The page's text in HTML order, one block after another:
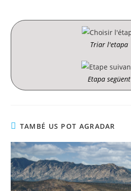
Triar l'etapa
Etapa següent
TAMBÉ US POT AGRADAR